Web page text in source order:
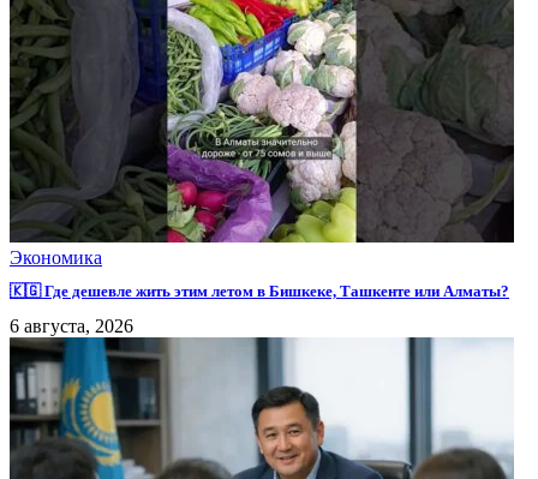
Экономика
🇰🇬 Где дешевле жить этим летом в Бишкеке, Ташкенте или Алматы?
6 августа, 2026